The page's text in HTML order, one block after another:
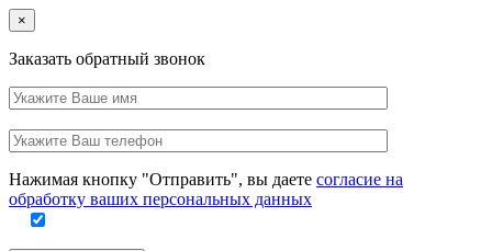
×
Заказать обратный звонок
Ваше
имя
это
Ваш
телефон
Нажимая кнопку "Отправить", вы даете согласие на
обработку ваших персональных данных